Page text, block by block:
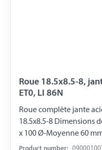
Roue 18.5x8.5-8,
ET0, LI 86N
Roue complète jante
18.5x8.5-8 Dimensions
x 100 Ø-Moyenne 60
charge 425 kg LI 78M
Product number: